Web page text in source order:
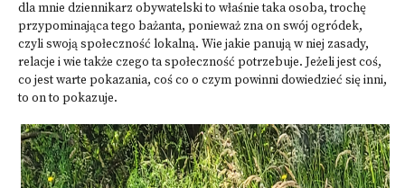
dla mnie dziennikarz obywatelski to właśnie taka osoba, trochę
przypominająca tego bażanta, ponieważ zna on swój ogródek,
czyli swoją społeczność lokalną. Wie jakie panują w niej zasady,
relacje i wie także czego ta społeczność potrzebuje. Jeżeli jest coś,
co jest warte pokazania, coś co o czym powinni dowiedzieć się inni,
to on to pokazuje.